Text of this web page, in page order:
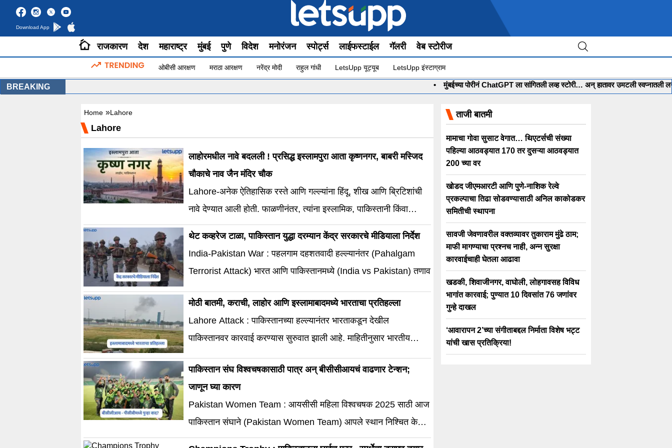
Download App
राजकारण देश महाराष्ट्र मुंबई पुणे विदेश मनोरंजन स्पोर्ट्स लाईफस्टाईल गॅलरी वेब स्टोरीज
ओबीसी आरक्षण मराठा आरक्षण नरेंद्र मोदी राहुल गांधी LetsUpp यूट्यूब LetsUpp इंस्टाग्राम
BREAKING मुंबईच्या पोरीनं ChatGPT ला सांगितली लव्ह स्टोरी… अन् हातावर उमटली स्वप्नातली
Home »Lahore
Lahore
लाहोरमधील नावे बदलली ! प्रसिद्ध इस्लामपुरा आता कृष्णनगर, बाबरी मस्जिद
चौकाचे नाव जैन मंदिर चौक
Lahore-अनेक ऐतिहासिक रस्ते आणि गल्ल्यांना हिंदू, शीख आणि ब्रिटिशांची
नावे देण्यात आली होती. फाळणीनंतर, त्यांना इस्लामिक, पाकिस्तानी किंवा
स्थानिक व्यक्तींची नावे देण्यात आली आहे.
थेट कव्हरेज टाळा, पाकिस्तान युद्धा दरम्यान केंद्र सरकारचे मीडियाला निर्देश
India-Pakistan War : पहलगाम दहशतवादी हल्ल्यानंतर (Pahalgam
Terrorist Attack) भारत आणि पाकिस्तानमध्ये (India vs Pakistan) तणाव
मोठी बातमी, कराची, लाहोर आणि इस्लामाबादमध्ये भारताचा प्रतिहल्ला
Lahore Attack : पाकिस्तानच्या हल्ल्यानंतर भारताकडून देखील
पाकिस्तानवर कारवाई करण्यास सुरुवात झाली आहे. माहितीनुसार भारतीय
पाकिस्तान संघ विश्वचषकासाठी पात्र अन् बीसीसीआयचं वाढणार टेन्शन;
जाणून घ्या कारण
Pakistan Women Team : आयसीसी महिला विश्वचषक 2025 साठी आज
पाकिस्तान संघाने (Pakistan Women Team) आपले स्थान निश्चित केले
आहे.
ताजी बातमी
मामाचा गोवा सुसाट वेगात… थिएटर्सची संख्या
पहिल्या आठवड्यात 170 तर दुसऱ्या आठवड्यात
200 च्या वर
खोडद जीएमआरटी आणि पुणे-नाशिक रेल्वे
प्रकल्पाचा तिढा सोडवण्यासाठी अनिल काकोडकर
समितीची स्थापना
सावजी जेवणावरील वक्तव्यावर तुकाराम मुंढे ठाम;
माफी मागण्याचा प्रश्नच नाही, अन्न सुरक्षा
कारवाईचाही घेतला आढावा
खडकी, शिवाजीनगर, वाघोली, लोहगावसह विविध
भागांत कारवाई; पुण्यात 10 दिवसांत 76 जणांवर
गुन्हे दाखल
‘आवारापन 2’च्या संगीताबद्दल निर्माता विशेष भट्ट
यांची खास प्रतिक्रिया!